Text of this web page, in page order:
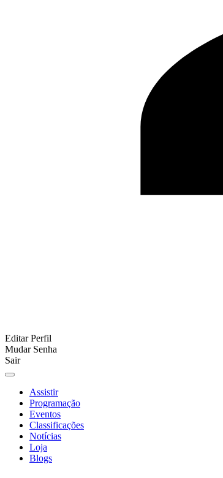
Editar Perfil
Mudar Senha
Sair
Assistir
Programação
Eventos
Classificações
Notícias
Loja
Blogs